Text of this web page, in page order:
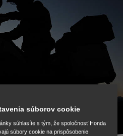
súborov cookie
súhlasíte s tým, že spoločnosť Honda
súbory cookie na prispôsobenie